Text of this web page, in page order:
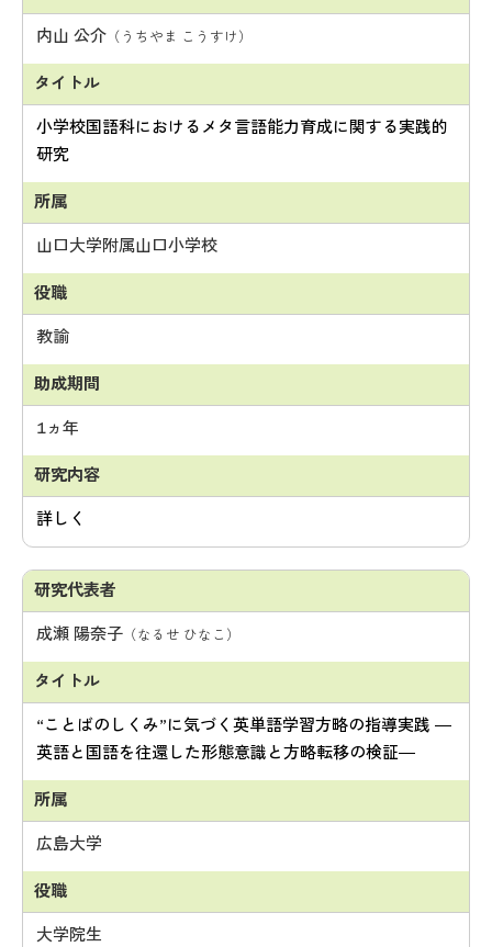
内山 公介 （うちやま こうすけ）
小学校国語科におけるメタ言語能力育成に関する実践的
研究
山口大学附属山口小学校
教諭
1ヵ年
詳しく
成瀬 陽奈子 （なるせ ひなこ）
“ことばのしくみ”に気づく英単語学習方略の指導実践 ―
英語と国語を往還した形態意識と方略転移の検証―
広島大学
大学院生